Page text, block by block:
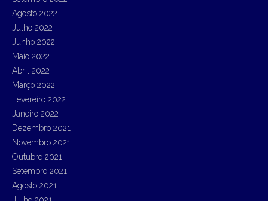
Agosto 2022
Julho 2022
Junho 2022
Maio 2022
Abril 2022
Março 2022
Fevereiro 2022
Janeiro 2022
Dezembro 2021
Novembro 2021
Outubro 2021
Setembro 2021
Agosto 2021